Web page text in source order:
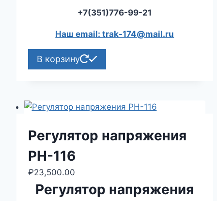
+7(351)776-99-21
Наш email: trak-174@mail.ru
В корзину
Регулятор напряжения
РН-116
₽23,500.00
Регулятор напряжения